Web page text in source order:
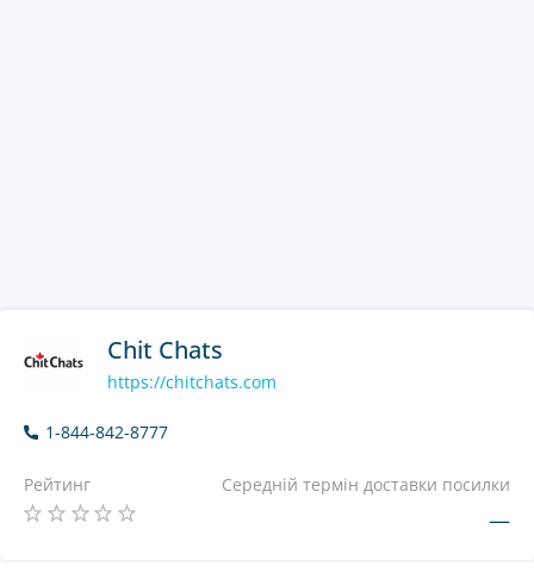
Chit Chats
https://chitchats.com
1-844-842-8777
Рейтинг Середній термін доставки посилки
—